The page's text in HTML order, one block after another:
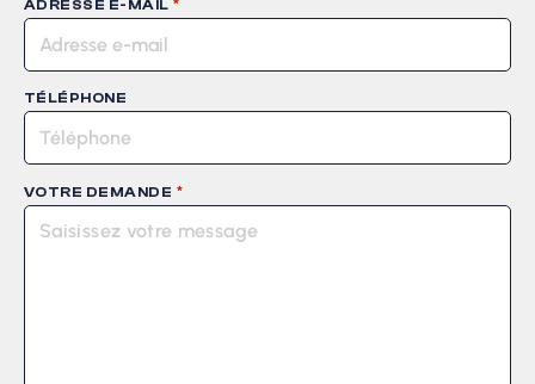
ADRESSE E-MAIL *
TÉLÉPHONE
VOTRE DEMANDE *